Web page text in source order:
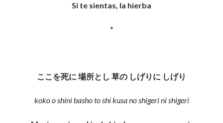
Si te sientas, la hierba
*
ここを死に 場所とし 草の しげりに しげり
koko o shini basho to shi kusa no shigeri ni shigeri